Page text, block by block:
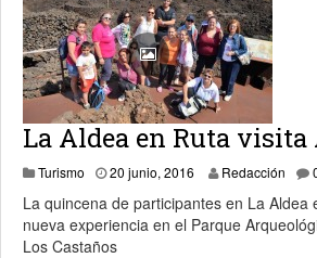
La Aldea en Ruta visita
Turismo 20 junio, 2016 Redacción
La quincena de participantes en La Aldea
nueva experiencia en el Parque
Los Castaños